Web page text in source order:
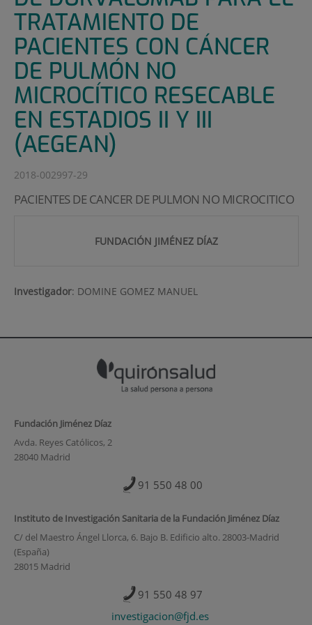
TRATAMIENTO DE
PACIENTES CON CÁNCER
DE PULMÓN NO
MICROCÍTICO RESECABLE
EN ESTADIOS II Y III
(AEGEAN)
2018-002997-29
PACIENTES DE CANCER DE PULMON NO MICROCITICO
FUNDACIÓN JIMÉNEZ DÍAZ
Investigador: DOMINE GOMEZ MANUEL
Fundación Jiménez Díaz
Avda. Reyes Católicos, 2
28040 Madrid
91 550 48 00
Instituto de Investigación Sanitaria de la Fundación Jiménez Díaz
C/ del Maestro Ángel Llorca, 6. Bajo B. Edificio alto. 28003-Madrid
(España)
28015 Madrid
91 550 48 97
investigacion@fjd.es